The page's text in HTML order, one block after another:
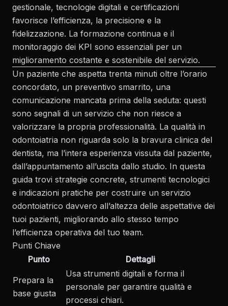
gestionale, tecnologie digitali e certificazioni
favorisce l’efficienza, la precisione e la
fidelizzazione. La formazione continua e il
monitoraggio dei KPI sono essenziali per un
miglioramento costante e sostenibile del servizio.
Un paziente che aspetta trenta minuti oltre l’orario
concordato, un preventivo smarrito, una
comunicazione mancata prima della seduta: questi
sono segnali di un servizio che non riesce a
valorizzare la propria professionalità. La qualità in
odontoiatria non riguarda solo la bravura clinica del
dentista, ma l’intera esperienza vissuta dal paziente,
dall’appuntamento all’uscita dallo studio. In questa
guida trovi strategie concrete, strumenti tecnologici
e indicazioni pratiche per costruire un servizio
odontoiatrico davvero all’altezza delle aspettative dei
tuoi pazienti, migliorando allo stesso tempo
l’efficienza operativa del tuo team.
Punti Chiave
Punto
Dettagli
Prepara la
base giusta
Usa strumenti digitali e forma il
personale per garantire qualità e
processi chiari.